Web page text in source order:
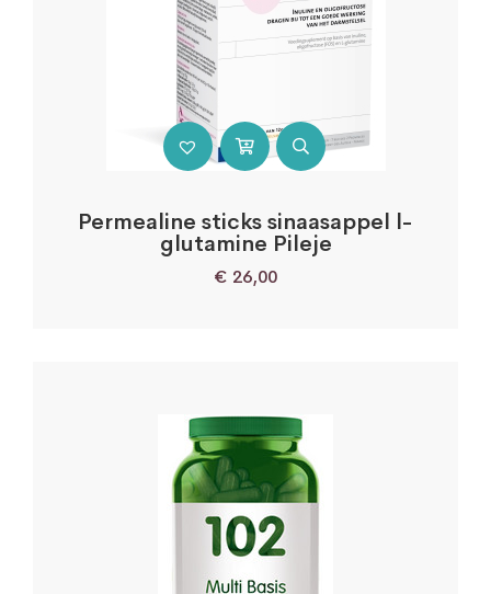
Permealine sticks sinaasappel l-
glutamine Pileje
€ 26,00